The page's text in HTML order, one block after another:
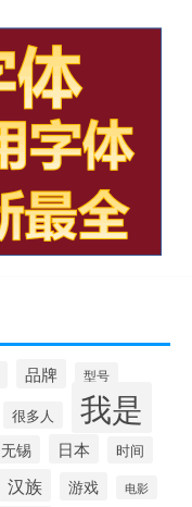
品牌 型号
很多人 我是
无锡 日本 时间
汉族 游戏 电影